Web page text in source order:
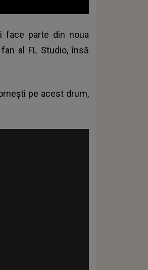
face parte din noua
al FL Studio, însă
pe acest drum,